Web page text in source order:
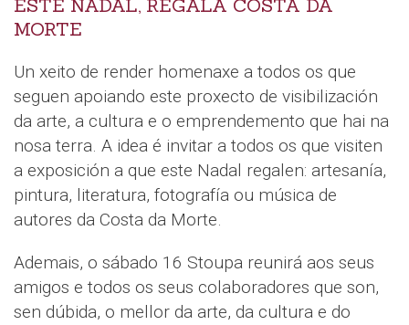
ESTE NADAL, REGALA COSTA DA
MORTE
Un xeito de render homenaxe a todos os que
seguen apoiando este proxecto de visibilización
da arte, a cultura e o emprendemento que hai na
nosa terra. A idea é invitar a todos os que visiten
a exposición a que este Nadal regalen: artesanía,
pintura, literatura, fotografía ou música de
autores da Costa da Morte.
Ademais, o sábado 16 Stoupa reunirá aos seus
amigos e todos os seus colaboradores que son,
sen dúbida, o mellor da arte, da cultura e do